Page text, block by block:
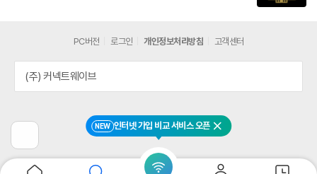
전
페
이
NEW 인터넷 가입 비교 서비스 오픈 닫기
PC버전 로그인 개인정보처리방침 고객센터
(주) 커넥트웨이브